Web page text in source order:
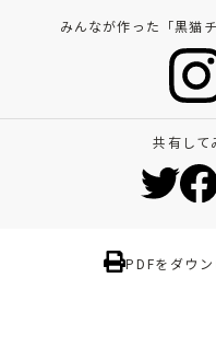
みんなが作った「黒猫
共有して
PDFをダウ